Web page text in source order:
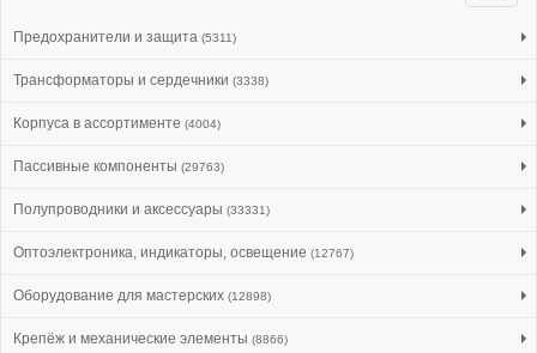
Предохранители и защита (5311)
Трансформаторы и сердечники (3338)
Корпуса в ассортименте (4004)
Пассивные компоненты (29763)
Полупроводники и аксессуары (33331)
Оптоэлектроника, индикаторы, освещение (12767)
Оборудование для мастерских (12898)
Крепёж и механические элементы (8866)